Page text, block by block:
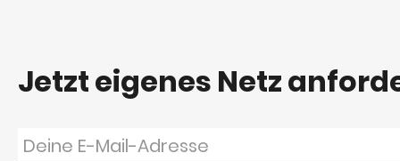
Jetzt eigenes Netz